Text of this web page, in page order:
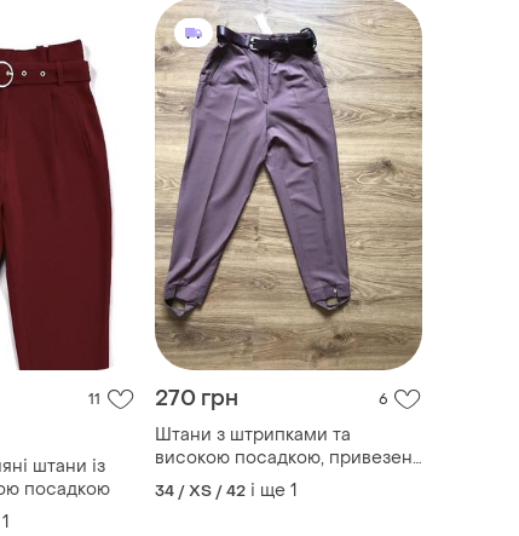
11
штани із
посадкою
1
270 грн 6
Штани з штрипками та
високою посадкою, привезені
з німеччини.
34 / XS / 42 і ще 1